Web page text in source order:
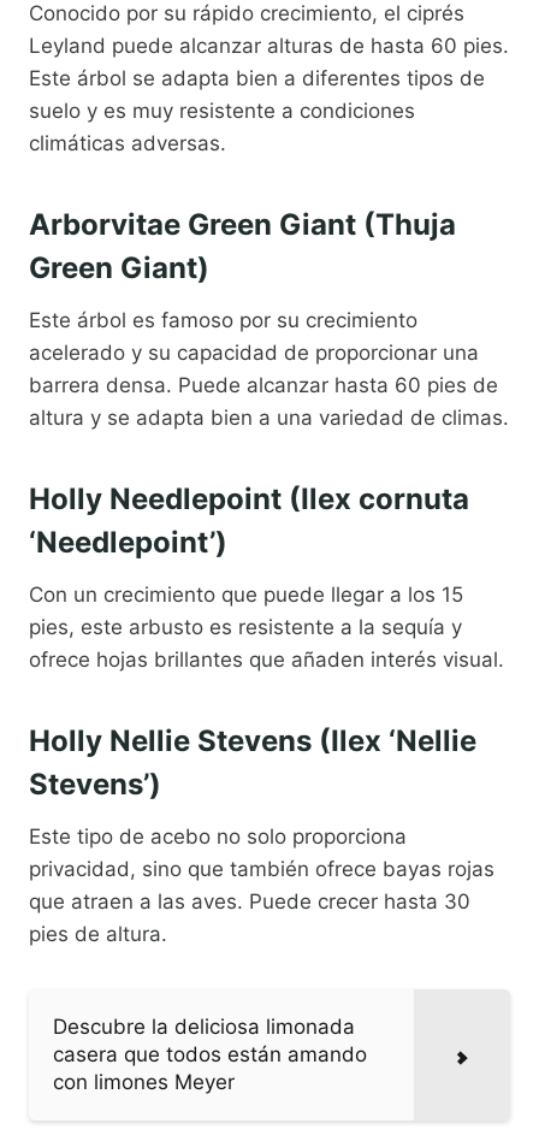
Conocido por su rápido crecimiento, el ciprés
Leyland puede alcanzar alturas de hasta 60 pies.
Este árbol se adapta bien a diferentes tipos de
suelo y es muy resistente a condiciones
climáticas adversas.
Arborvitae Green Giant (Thuja
Green Giant)
Este árbol es famoso por su crecimiento
acelerado y su capacidad de proporcionar una
barrera densa. Puede alcanzar hasta 60 pies de
altura y se adapta bien a una variedad de climas.
Holly Needlepoint (Ilex cornuta
‘Needlepoint’)
Con un crecimiento que puede llegar a los 15
pies, este arbusto es resistente a la sequía y
ofrece hojas brillantes que añaden interés visual.
Holly Nellie Stevens (Ilex ‘Nellie
Stevens’)
Este tipo de acebo no solo proporciona
privacidad, sino que también ofrece bayas rojas
que atraen a las aves. Puede crecer hasta 30
pies de altura.
Descubre la deliciosa limonada
casera que todos están amando
con limones Meyer